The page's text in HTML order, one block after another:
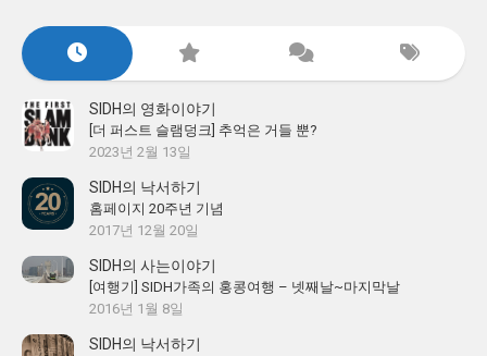
SIDH의 영화이야기
[더 퍼스트 슬램덩크] 추억은 거들 뿐?
2023년 2월 13일
SIDH의 낙서하기
홈페이지 20주년 기념
2017년 12월 20일
SIDH의 사는이야기
[여행기] SIDH가족의 홍콩여행 – 넷째날~마지막날
2016년 1월 8일
SIDH의 낙서하기